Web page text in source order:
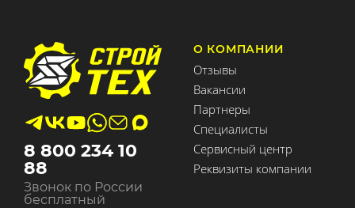
8 800 234 10
88
Звонок по России
бесплатный
О КОМПАНИИ
Отзывы
Вакансии
Партнеры
Специалисты
Сервисный центр
Реквизиты компании